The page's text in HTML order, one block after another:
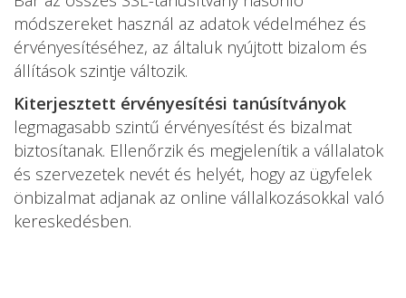
módszereket használ az adatok védelméhez és
érvényesítéséhez, az általuk nyújtott bizalom és
állítások szintje változik.
Kiterjesztett érvényesítési tanúsítványok
legmagasabb szintű érvényesítést és bizalmat
biztosítanak. Ellenőrzik és megjelenítik a vállalatok
és szervezetek nevét és helyét, hogy az ügyfelek
önbizalmat adjanak az online vállalkozásokkal való
kereskedésben.